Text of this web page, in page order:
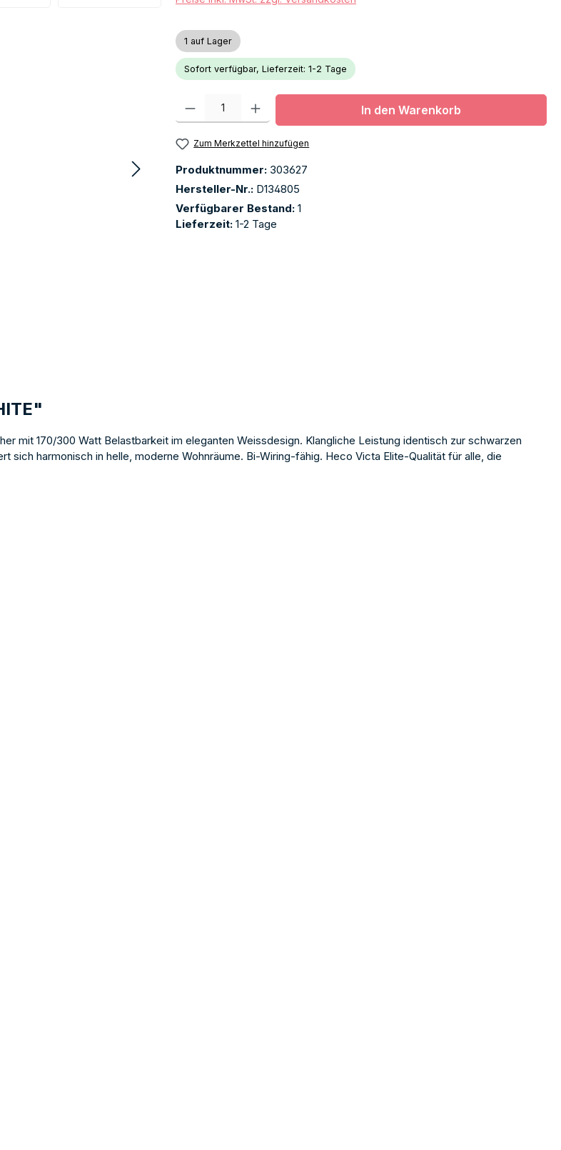
1 auf Lager
Sofort verfügbar, Lieferzeit: 1-2 Tage
Produkt Anzahl: Gib den gewünschten Wert ein oder benutze die Schaltflächen
In den Warenkorb
Zum Merkzettel hinzufügen
Produktnummer: 303627
Hersteller-Nr.: D134805
Verfügbarer Bestand: 1
Lieferzeit: 1-2 Tage
mit 170/300 Watt Belastbarkeit im eleganten Weissdesign. Klangliche Leistung identisch zur schwarzen
sich harmonisch in helle, moderne Wohnräume. Bi-Wiring-fähig. Heco Victa Elite-Qualität für alle, die